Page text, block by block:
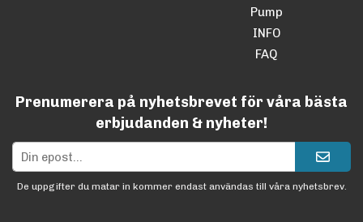
Pump
INFO
FAQ
Prenumerera på nyhetsbrevet för våra bästa
erbjudanden & nyheter!
De uppgifter du matar in kommer endast användas till våra nyhetsbrev.